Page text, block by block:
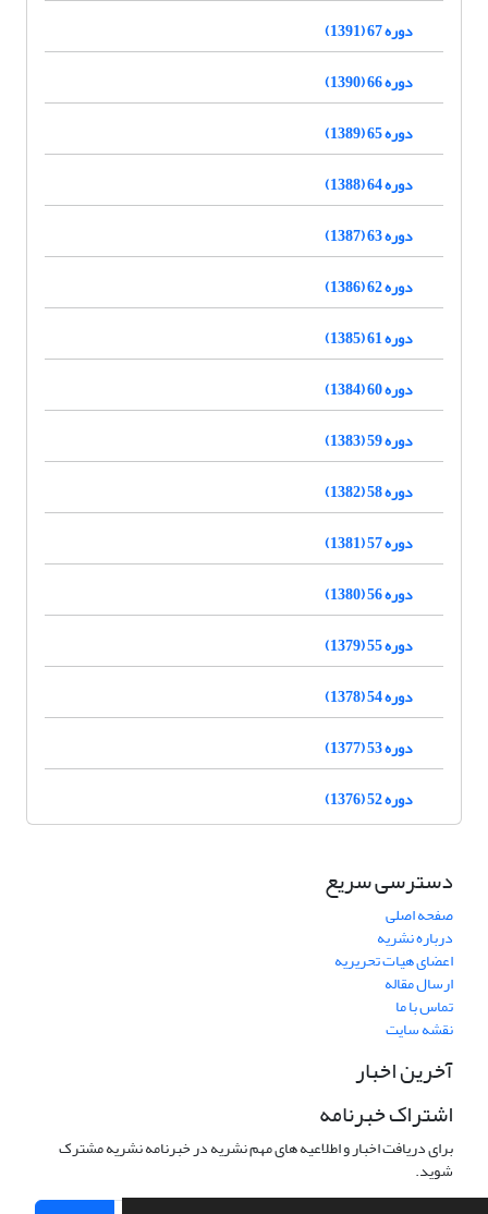
دوره 67 (1391)
دوره 66 (1390)
دوره 65 (1389)
دوره 64 (1388)
دوره 63 (1387)
دوره 62 (1386)
دوره 61 (1385)
دوره 60 (1384)
دوره 59 (1383)
دوره 58 (1382)
دوره 57 (1381)
دوره 56 (1380)
دوره 55 (1379)
دوره 54 (1378)
دوره 53 (1377)
دوره 52 (1376)
دسترسی سریع
صفحه اصلی
درباره نشریه
اعضای هیات تحریریه
ارسال مقاله
تماس با ما
نقشه سایت
آخرین اخبار
اشتراک خبرنامه
برای دریافت اخبار و اطلاعیه های مهم نشریه در خبرنامه نشریه مشترک
شوید.